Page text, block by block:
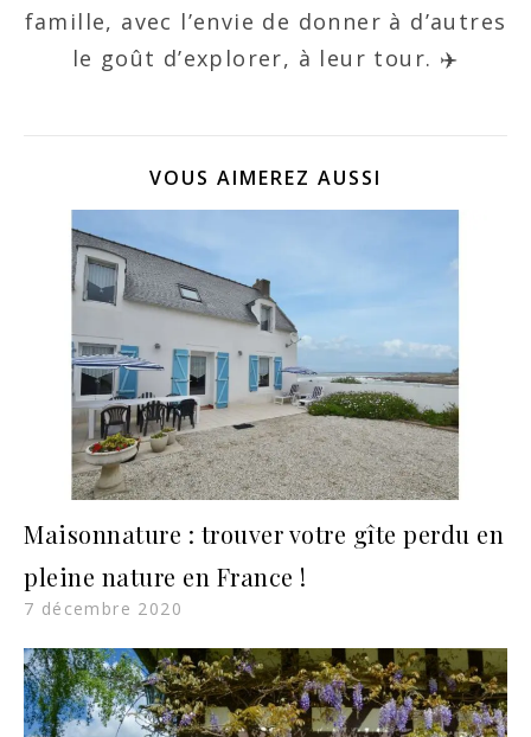
famille, avec l’envie de donner à d’autres
le goût d’explorer, à leur tour. ✈️
VOUS AIMEREZ AUSSI
Maisonnature : trouver votre gîte perdu en
pleine nature en France !
7 décembre 2020